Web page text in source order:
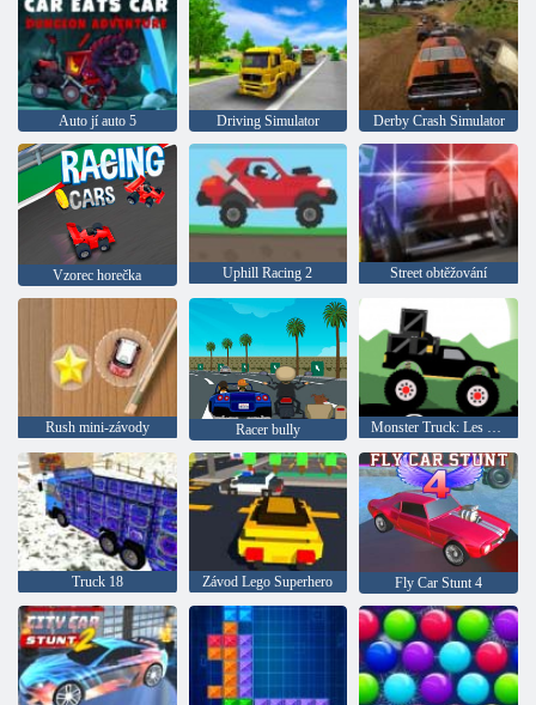
Auto jí auto 5 Driving Simulator Derby Crash Simulator
Vzorec horečka Uphill Racing 2 Street obtěžování
Rush mini-závody Racer bully Monster Truck: Les Delivery
Truck 18 Závod Lego Superhero Fly Car Stunt 4